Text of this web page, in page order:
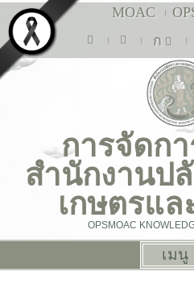
MOAC
ก
การจัดก
สำนักงานป
เกษตรแ
OPSMOAC
เมนู